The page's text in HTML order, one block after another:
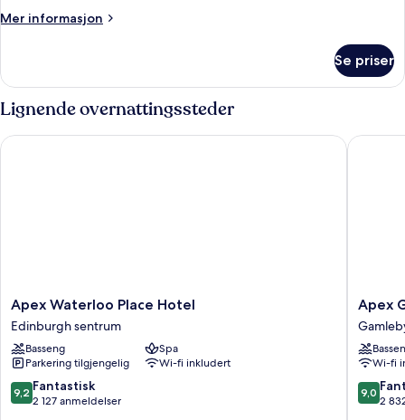
Mer informasjon
Mer
–
signature
Se priser
Lignende overnattingssteder
Apex
Waterloo
Place
Hotel
Edinburgh
sentrum
Apex Waterloo Place Hotel
Edinburgh sentrum
Basseng
Spa
Parkering tilgjengelig
Wi-fi inkludert
9.2
av
9,2 Fantastisk
2 127 anmeldelser
Apex Waterloo Place Hotel
Apex
Hotel
i
Apex
Wi-fi
9.0
av
9,0
2
Apex